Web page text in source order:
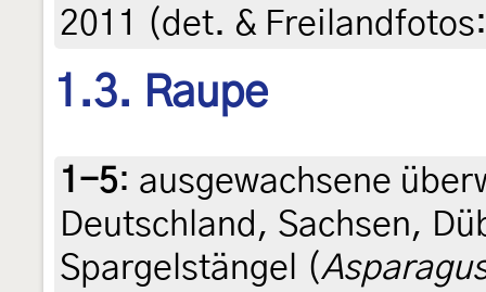
2011 (det. &
1.3. Raupe
1-5: ausgewachsene
Deutschland, Sachsen,
Spargelstängel (